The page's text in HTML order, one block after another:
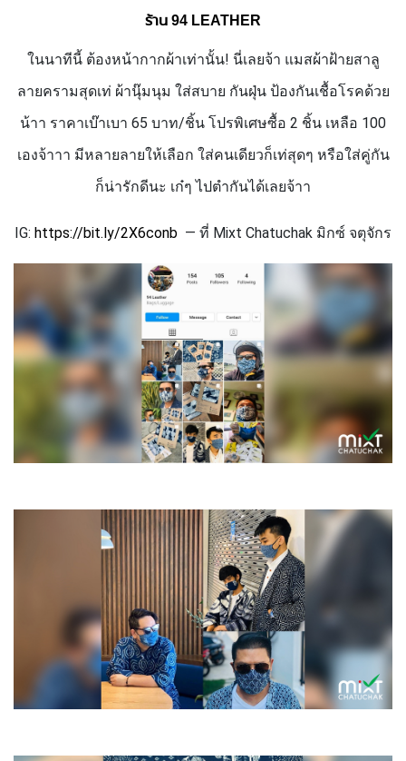
ร้าน 94 LEATHER
ในนาทีนี้ ต้องหน้ากากผ้าเท่านั้น! นี่เลยจ้า แมสผ้าฝ้ายสาลู
ลายครามสุดเท่ ผ้านุ๊มนุม ใส่สบาย กันฝุ่น ป้องกันเชื้อโรคด้วย
น้าา ราคาเบ๊าเบา 65 บาท/ชิ้น โปรพิเศษซื้อ 2 ชิ้น เหลือ 100
เองจ้าาา มีหลายลายให้เลือก ใส่คนเดียวก็เท่สุดๆ หรือใส่คู่กัน
ก็น่ารักดีนะ เก๋ๆ ไปตำกันได้เลยจ้าา
IG: https://bit.ly/2X6conb — ที่ Mixt Chatuchak มิกซ์ จตุจักร